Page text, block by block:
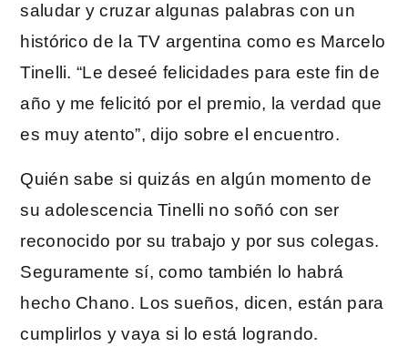
saludar y cruzar algunas palabras con un
histórico de la TV argentina como es Marcelo
Tinelli. “Le deseé felicidades para este fin de
año y me felicitó por el premio, la verdad que
es muy atento”, dijo sobre el encuentro.
Quién sabe si quizás en algún momento de
su adolescencia Tinelli no soñó con ser
reconocido por su trabajo y por sus colegas.
Seguramente sí, como también lo habrá
hecho Chano. Los sueños, dicen, están para
cumplirlos y vaya si lo está logrando.